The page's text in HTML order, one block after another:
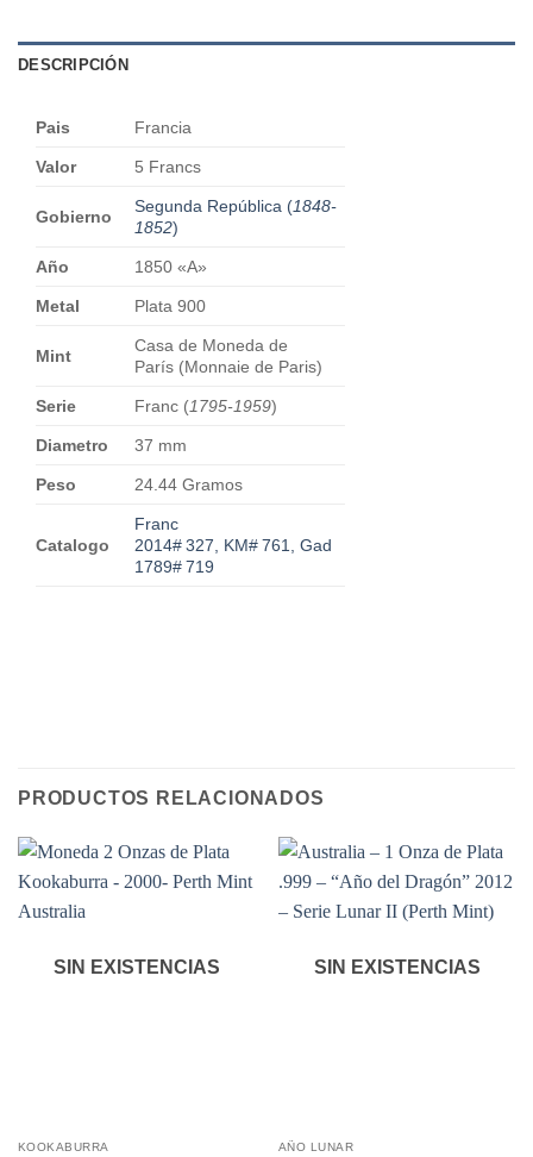
DESCRIPCIÓN
Pais Francia
Valor 5 Francs
Gobierno
Segunda República (1848-
1852)
Año 1850 «A»
Metal Plata 900
Mint
Casa de Moneda de
París (Monnaie de Paris)
Serie Franc (1795-1959)
Diametro 37 mm
Peso 24.44 Gramos
Catalogo
Franc
2014# 327, KM# 761, Gad
1789# 719
PRODUCTOS RELACIONADOS
SIN EXISTENCIAS
KOOKABURRA
SIN EXISTENCIAS
AÑO LUNAR